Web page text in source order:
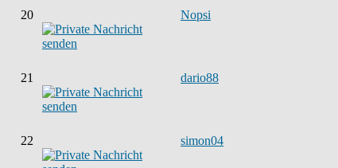
20 Nopsi
21 dario88
22 simon04